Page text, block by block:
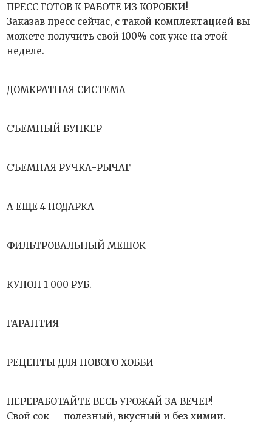
ПРЕСС ГОТОВ К РАБОТЕ ИЗ КОРОБКИ!
Заказав пресс сейчас, с такой комплектацией вы
можете получить свой 100% сок уже на этой
неделе.
ДОМКРАТНАЯ СИСТЕМА
СЪЕМНЫЙ БУНКЕР
СЪЕМНАЯ РУЧКА-РЫЧАГ
А ЕЩЕ 4 ПОДАРКА
ФИЛЬТРОВАЛЬНЫЙ МЕШОК
КУПОН 1 000 РУБ.
ГАРАНТИЯ
РЕЦЕПТЫ ДЛЯ НОВОГО ХОББИ
ПЕРЕРАБОТАЙТЕ ВЕСЬ УРОЖАЙ ЗА ВЕЧЕР!
Свой сок — полезный, вкусный и без химии.